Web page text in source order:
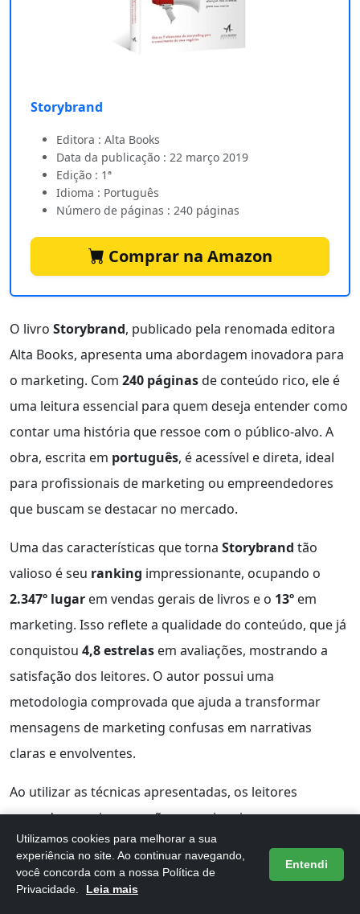
Storybrand
Editora : Alta Books
Data da publicação : 22 março 2019
Edição : 1ª
Idioma : Português
Número de páginas : 240 páginas
Comprar na Amazon
O livro Storybrand, publicado pela renomada editora
Alta Books, apresenta uma abordagem inovadora para
o marketing. Com 240 páginasde conteúdo rico, ele é
uma leitura essencial para quem deseja entender como
contar uma história que ressoe com o público-alvo. A
obra, escrita em português, é acessível e direta, ideal
para profissionais de marketing ou empreendedores
que buscam se destacar no mercado.
Uma das características que torna Storybrand tão
valioso é seu ranking impressionante, ocupando o
2.347º lugar em vendas gerais de livros e o 13º em
marketing. Isso reflete a qualidade do conteúdo, que já
conquistou 4,8 estrelas em avaliações, mostrando a
satisfação dos leitores. O autor possui uma
metodologia comprovada que ajuda a transformar
mensagens de marketing confusas em narrativas
claras e envolventes.
Ao utilizar as técnicas apresentadas, os leitores
aprendem a criar conexões emocionais com seus
clientes.Storybrandnão é apenas um guia, mas um
verdadeiro manual que fornece ferramentas práticas
para construir uma marca forte. As dimensões do livro,
Utilizamos cookies para melhorar a sua
experiência no site. Ao continuar navegando,
você concorda com a nossa Política de
Privacidade.
Leia mais
Entendi